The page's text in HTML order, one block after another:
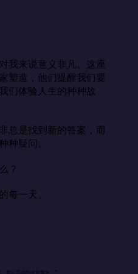
我来说意义非凡。这座
塑造，他们提醒我们要
们体验人生的种种故
总是找到新的答案，而
种疑问。
？
每一天。
都让我感到非常愉快。”